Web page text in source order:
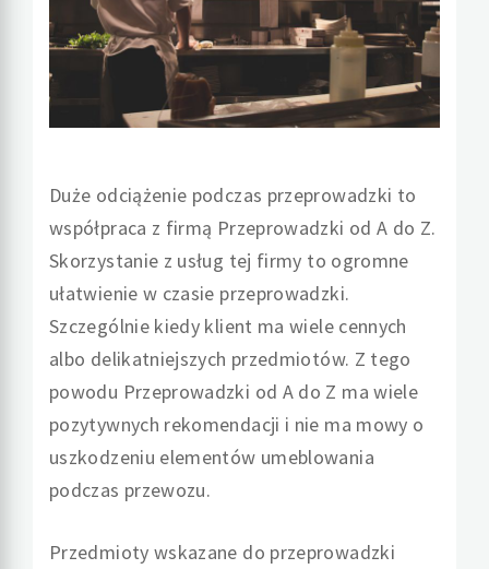
Duże odciążenie podczas przeprowadzki to
współpraca z firmą Przeprowadzki od A do Z.
Skorzystanie z usług tej firmy to ogromne
ułatwienie w czasie przeprowadzki.
Szczególnie kiedy klient ma wiele cennych
albo delikatniejszych przedmiotów. Z tego
powodu Przeprowadzki od A do Z ma wiele
pozytywnych rekomendacji i nie ma mowy o
uszkodzeniu elementów umeblowania
podczas przewozu.
Przedmioty wskazane do przeprowadzki